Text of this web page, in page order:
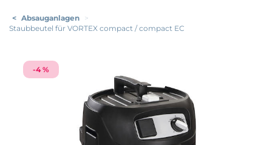
< Absauganlagen >
Staubbeutel für VORTEX compact / compact EC
-4 %